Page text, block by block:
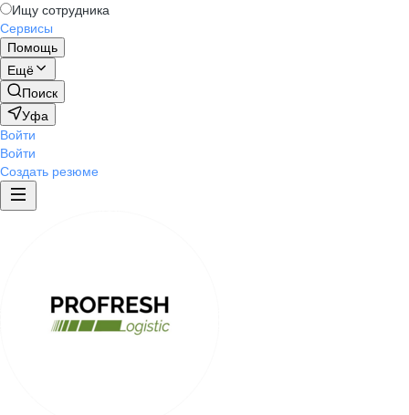
Ищу сотрудника
Сервисы
Помощь
Ещё
Поиск
Уфа
Войти
Войти
Создать резюме